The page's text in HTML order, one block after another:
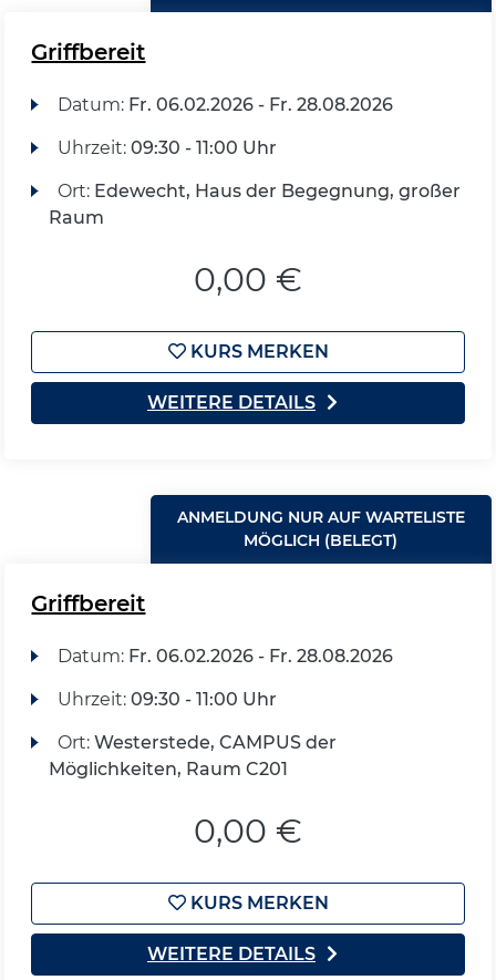
Griffbereit
Datum: Fr. 06.02.2026 - Fr. 28.08.2026
Uhrzeit: 09:30 - 11:00 Uhr
Ort: Edewecht, Haus der Begegnung, großer
Raum
0,00 €
KURS MERKEN
WEITERE DETAILS
ANMELDUNG NUR AUF WARTELISTE
MÖGLICH (BELEGT)
Griffbereit
Datum: Fr. 06.02.2026 - Fr. 28.08.2026
Uhrzeit: 09:30 - 11:00 Uhr
Ort: Westerstede, CAMPUS der
Möglichkeiten, Raum C201
0,00 €
KURS MERKEN
WEITERE DETAILS